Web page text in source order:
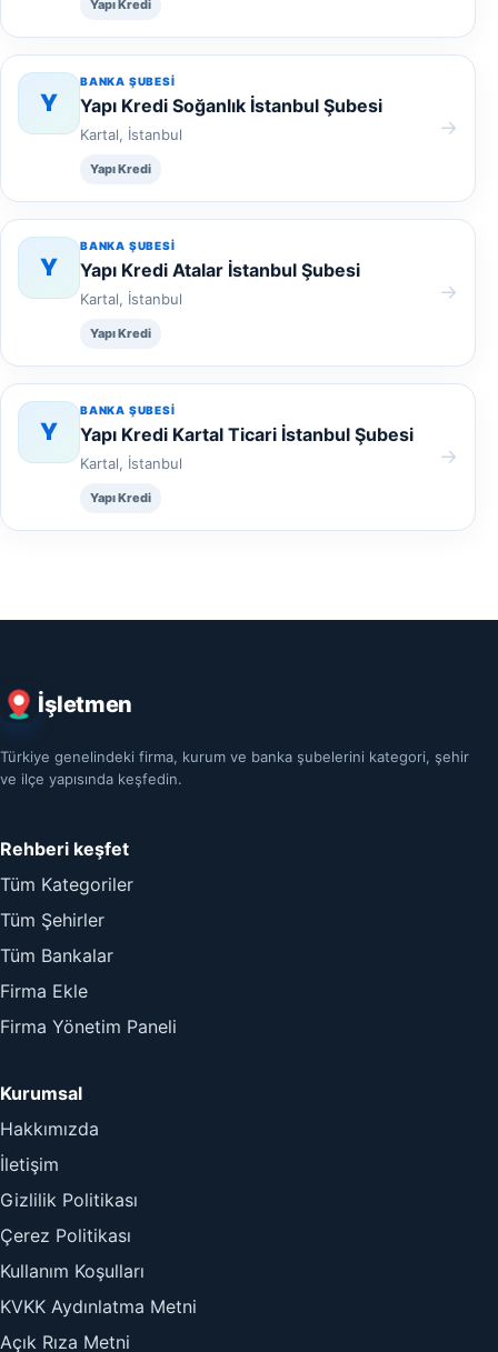
Yapı Kredi
Y
BANKA ŞUBESI
Yapı Kredi Soğanlık İstanbul Şubesi
Kartal, İstanbul
Yapı Kredi
→
Y
BANKA ŞUBESI
Yapı Kredi Atalar İstanbul Şubesi
Kartal, İstanbul
Yapı Kredi
→
Y
BANKA ŞUBESI
Yapı Kredi Kartal Ticari İstanbul Şubesi
Kartal, İstanbul
Yapı Kredi
→
İşletmen
Türkiye genelindeki firma, kurum ve banka şubelerini kategori, şehir
ve ilçe yapısında keşfedin.
Rehberi keşfet
Tüm Kategoriler
Tüm Şehirler
Tüm Bankalar
Firma Ekle
Firma Yönetim Paneli
Kurumsal
Hakkımızda
İletişim
Gizlilik Politikası
Çerez Politikası
Kullanım Koşulları
KVKK Aydınlatma Metni
Açık Rıza Metni